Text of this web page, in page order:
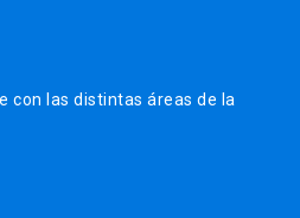
con las distintas áreas de la